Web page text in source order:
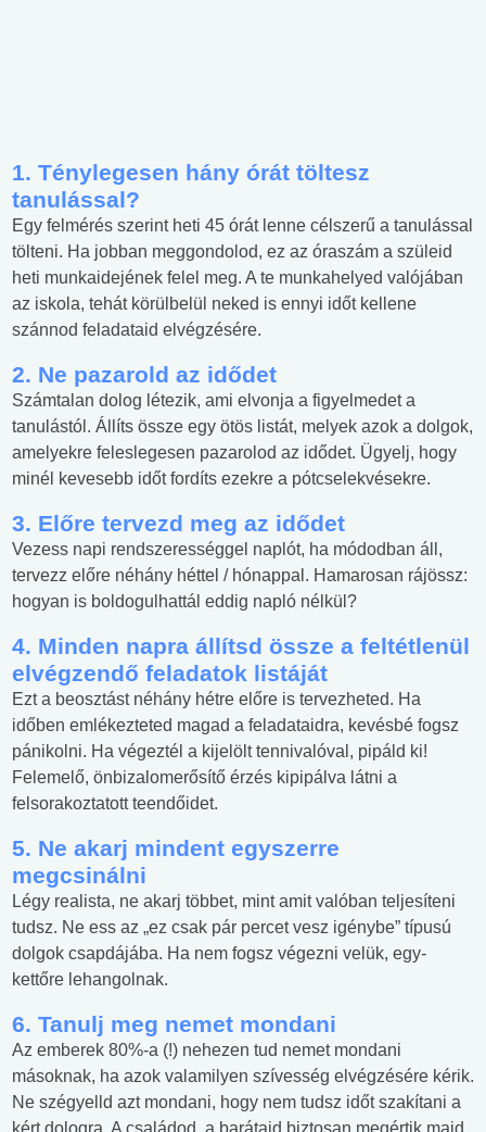
1. Ténylegesen hány órát töltesz
tanulással?
Egy felmérés szerint heti 45 órát lenne célszerű a tanulással
tölteni. Ha jobban meggondolod, ez az óraszám a szüleid
heti munkaidejének felel meg. A te munkahelyed valójában
az iskola, tehát körülbelül neked is ennyi időt kellene
szánnod feladataid elvégzésére.
2. Ne pazarold az idődet
Számtalan dolog létezik, ami elvonja a figyelmedet a
tanulástól. Állíts össze egy ötös listát, melyek azok a dolgok,
amelyekre feleslegesen pazarolod az idődet. Ügyelj, hogy
minél kevesebb időt fordíts ezekre a pótcselekvésekre.
3. Előre tervezd meg az idődet
Vezess napi rendszerességgel naplót, ha módodban áll,
tervezz előre néhány héttel / hónappal. Hamarosan rájössz:
hogyan is boldogulhattál eddig napló nélkül?
4. Minden napra állítsd össze a feltétlenül
elvégzendő feladatok listáját
Ezt a beosztást néhány hétre előre is tervezheted. Ha
időben emlékezteted magad a feladataidra, kevésbé fogsz
pánikolni. Ha végeztél a kijelölt tennivalóval, pipáld ki!
Felemelő, önbizalomerősítő érzés kipipálva látni a
felsorakoztatott teendőidet.
5. Ne akarj mindent egyszerre
megcsinálni
Légy realista, ne akarj többet, mint amit valóban teljesíteni
tudsz. Ne ess az „ez csak pár percet vesz igénybe” típusú
dolgok csapdájába. Ha nem fogsz végezni velük, egy-
kettőre lehangolnak.
6. Tanulj meg nemet mondani
Az emberek 80%-a (!) nehezen tud nemet mondani
másoknak, ha azok valamilyen szívesség elvégzésére kérik.
Ne szégyelld azt mondani, hogy nem tudsz időt szakítani a